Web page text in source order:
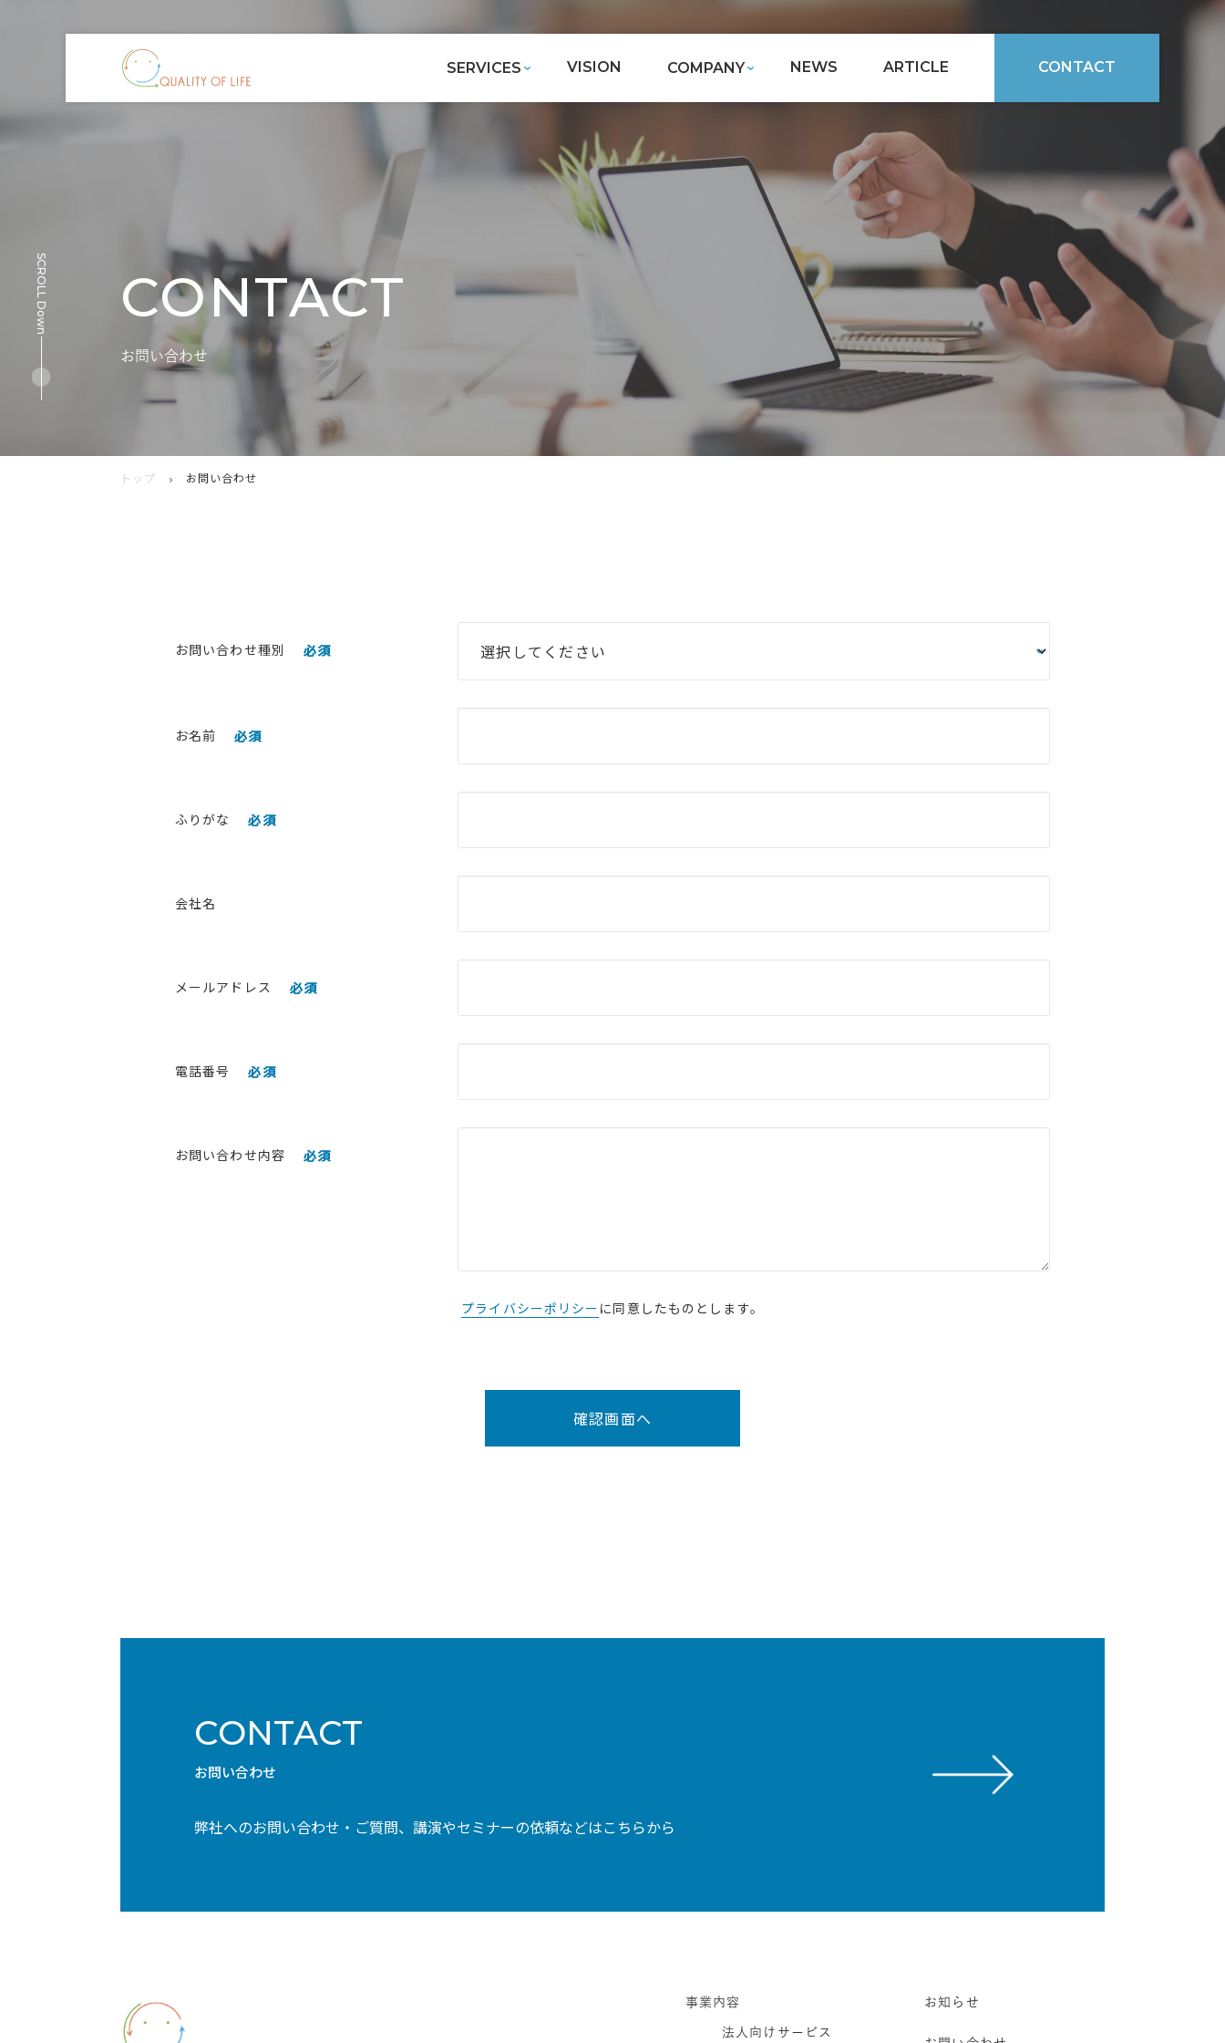
SERVICES VISION COMPANY NEWS ARTICLE CONTACT
SCROLL Down CONTACT
お問い合わせ
トップ お問い合わせ
お問い合わせ種別 必須
お名前 必須
ふりがな 必須
会社名
メールアドレス 必須
電話番号 必須
お問い合わせ内容 必須
プライバシーポリシー に同意したものとします。
確認画面へ
CONTACT
お問い合わせ
弊社へのお問い合わせ・ご質問、講演やセミナーの依頼などはこちらから
事業内容
法人向けサービス
お知らせ